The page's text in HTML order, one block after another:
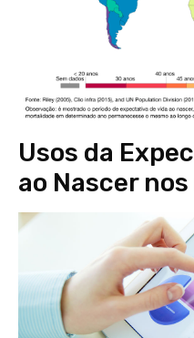
Usos da
ao Nascer